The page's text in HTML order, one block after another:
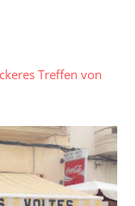
Treffen von